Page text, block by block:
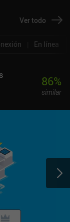
Ver todo
En línea
86%
similar